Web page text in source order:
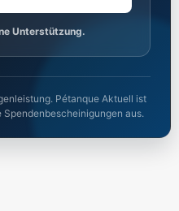
Unterstützung.
Pétanque Aktuell ist
aus.